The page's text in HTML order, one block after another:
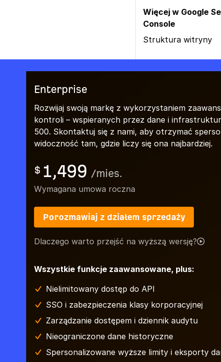
Więcej w Google
Console
Struktura witryny
Enterprise
Rozwijaj swoją markę z wykorzystaniem
kontroli – wspieranych przez dane i
500. Skontaktuj się z nami, aby otrzymać
widoczność tam, gdzie liczy się ona najbardziej.
$ 1,499 /mies.
Wymagana umowa roczna
Porozmawiaj z działem sprzedaży
Dlaczego warto przejść na wyższą wersję?
Wszystkie funkcje zaawansowane, plus:
Nielimitowany dostęp do API
SSO i zabezpieczenia klasy korporacyjnej
Zarządzanie dostępem i dziennik audytu
Nieograniczone dane historyczne
Spersonalizowane wyższe limity i eksporty